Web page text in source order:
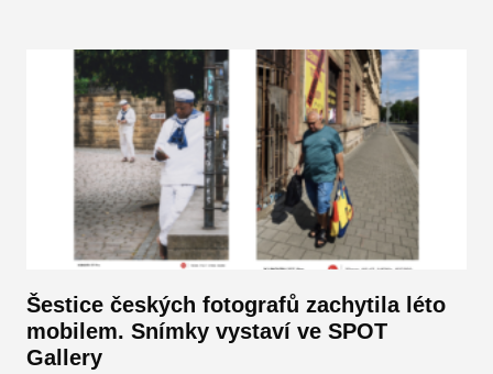
Šestice českých fotografů zachytila léto
mobilem. Snímky vystaví ve SPOT
Gallery